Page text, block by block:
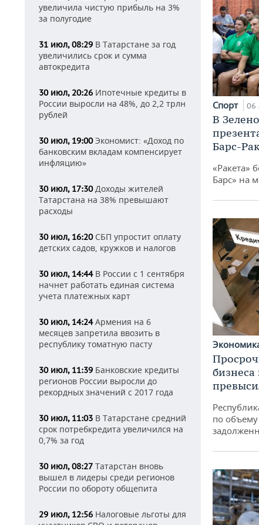
увеличила чистую прибыль на 3%
за полугодие
31 июл, 08:29 В Татарстане за год
увеличились срок и сумма
автокредита
30 июл, 20:26 Ипотечные кредиты в
России выросли на 48%, до 2,2 трлн
рублей
30 июл, 19:00Экономист: «Доход по
банковским вкладам компенсирует
инфляцию»
30 июл, 17:30Доходы жителей
Татарстана на 38% превышают
расходы
30 июл, 16:20СБП упростит оплату
детских садов, кружков и налогов
30 июл, 14:44В России с 1 сентября
начнет работать единая система
учета платежных карт
30 июл, 14:24Армения на 6
месяцев запретила ввозить в
республику томатную пасту
30 июл, 11:39 Банковские кредиты
регионов России выросли до
рекордных значений с 2017 года
30 июл, 11:03 В Татарстане средний
срок потребкредита увеличился на
0,7% за год
30 июл, 08:27 Татарстан вновь
вышел в лидеры среди регионов
России по обороту общепита
29 июл, 12:56 Налоговые льготы для
Спорт 06
В
Барс-
«Ракета»
Барс» на
по